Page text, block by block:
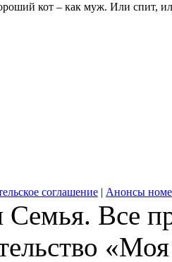
кот – как муж. Или спит,
соглашение | Анонсы
Все